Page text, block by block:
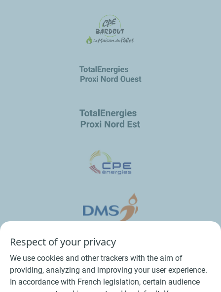
Respect of your privacy
We use cookies and other trackers with the aim of
providing, analyzing and improving your user experience.
In accordance with French legislation, certain audience